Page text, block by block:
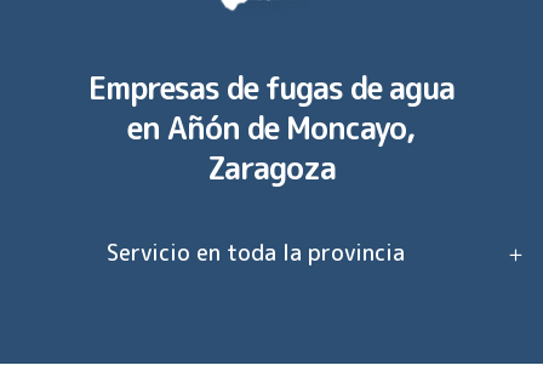
Empresas de fugas de agua
enAñón de Moncayo,
Zaragoza
Servicio en toda la provincia